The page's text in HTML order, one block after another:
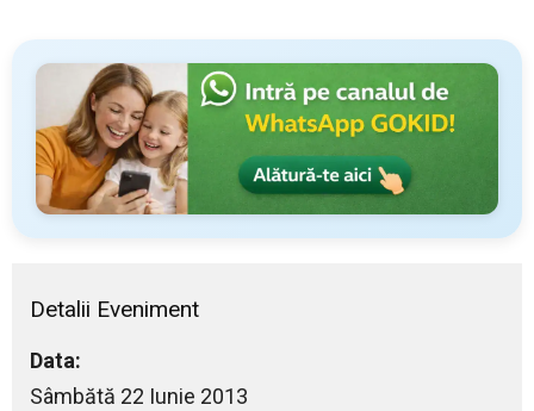
Detalii Eveniment
Data:
Sâmbătă 22 Iunie 2013